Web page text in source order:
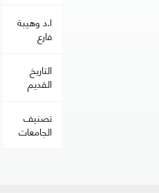
ا.د وهيبة
فارع
التاريخ
القديم
تصنيف
الجامعات